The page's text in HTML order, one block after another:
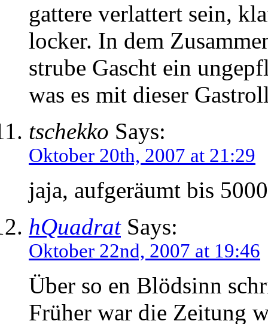
gattere verlattert sein,
locker. In dem
strube Gascht ein
was es mit dieser
tschekko Says:
Oktober 20th, 2007 at 21:29
jaja, aufgeräumt bis
hQuadratSays:
Oktober 22nd, 2007 at 19:46
Über so en Blödsinn
Früher war die Zeitung